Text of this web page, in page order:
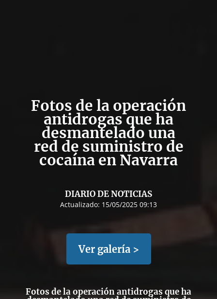
Fotos de la operación
antidrogas que ha
desmantelado una
red de suministro de
cocaína en Navarra
DIARIO DE NOTICIAS
Actualizado: 15/05/2025 09:13
Ver galería >
Fotos de la operación antidrogas que ha